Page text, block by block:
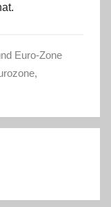
Euro-Zone
,